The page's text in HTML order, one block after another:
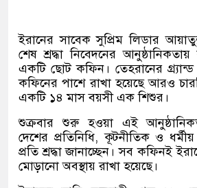
ইরানের সাবেক সুপ্রিম লিডার
শেষ শ্রদ্ধা নিবেদনের
একটি ছোট কফিন। তেহরানের গ্র্যান্ড
কফিনের পাশে রাখা হয়েছে আরও
একটি ১৪ মাস বয়সী এক শিশুর।
শুক্রবার শুরু হওয়া এই
দেশের প্রতিনিধি, কূটনীতিক ও ধর্মীয়
প্রতি শ্রদ্ধা জানাচ্ছেন। সব কফিনই
মোড়ানো অবস্থায় রাখা হয়েছে।